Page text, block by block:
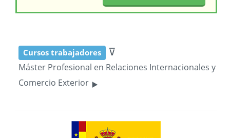
Cursos trabajadores ⊽
Máster Profesional en Relaciones Internacionales y
Comercio Exterior ‣